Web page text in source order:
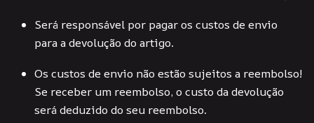
Será responsável por pagar os custos de envio
para a devolução do artigo.
Os custos de envio não estão sujeitos a reembolso!
Se receber um reembolso, o custo da devolução
será deduzido do seu reembolso.